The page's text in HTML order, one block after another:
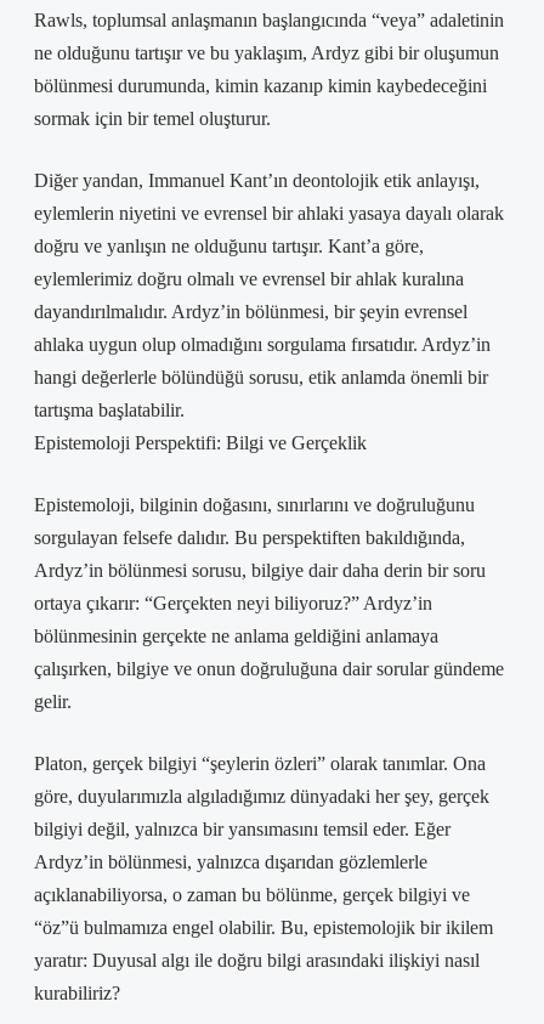
Rawls, toplumsal anlaşmanın başlangıcında “veya” adaletinin
ne olduğunu tartışır ve bu yaklaşım, Ardyz gibi bir oluşumun
bölünmesi durumunda, kimin kazanıp kimin kaybedeceğini
sormak için bir temel oluşturur.
Diğer yandan, Immanuel Kant’ın deontolojik etik anlayışı,
eylemlerin niyetini ve evrensel bir ahlaki yasaya dayalı olarak
doğru ve yanlışın ne olduğunu tartışır. Kant’a göre,
eylemlerimiz doğru olmalı ve evrensel bir ahlak kuralına
dayandırılmalıdır. Ardyz’in bölünmesi, bir şeyin evrensel
ahlaka uygun olup olmadığını sorgulama fırsatıdır. Ardyz’in
hangi değerlerle bölündüğü sorusu, etik anlamda önemli bir
tartışma başlatabilir.
Epistemoloji Perspektifi: Bilgi ve Gerçeklik
Epistemoloji, bilginin doğasını, sınırlarını ve doğruluğunu
sorgulayan felsefe dalıdır. Bu perspektiften bakıldığında,
Ardyz’in bölünmesi sorusu, bilgiye dair daha derin bir soru
ortaya çıkarır: “Gerçekten neyi biliyoruz?” Ardyz’in
bölünmesinin gerçekte ne anlama geldiğini anlamaya
çalışırken, bilgiye ve onun doğruluğuna dair sorular gündeme
gelir.
Platon, gerçek bilgiyi “şeylerin özleri” olarak tanımlar. Ona
göre, duyularımızla algıladığımız dünyadaki her şey, gerçek
bilgiyi değil, yalnızca bir yansımasını temsil eder. Eğer
Ardyz’in bölünmesi, yalnızca dışarıdan gözlemlerle
açıklanabiliyorsa, o zaman bu bölünme, gerçek bilgiyi ve
“öz”ü bulmamıza engel olabilir. Bu, epistemolojik bir ikilem
yaratır: Duyusal algı ile doğru bilgi arasındaki ilişkiyi nasıl
kurabiliriz?